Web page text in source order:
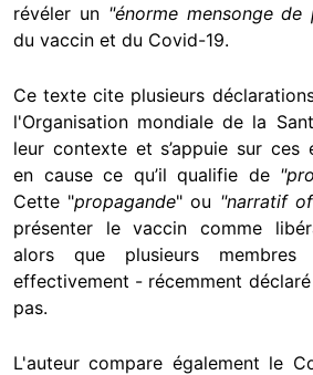
révéler un "énorme mensonge
du vaccin et du Covid-19.
Ce texte cite plusieurs
l'Organisation mondiale de la
leur contexte et s’appuie sur
en cause ce qu’il qualifie de
Cette "propagande" ou "narratif
présenter le vaccin comme
alors que plusieurs
effectivement - récemment
pas.
L'auteur compare également le